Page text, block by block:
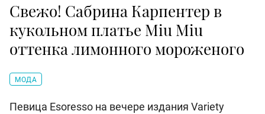
Свежо! Сабрина Карпентер в
кукольном платье Miu Miu
оттенка лимонного мороженого
МОДА
Певица Esoresso на вечере издания Variety